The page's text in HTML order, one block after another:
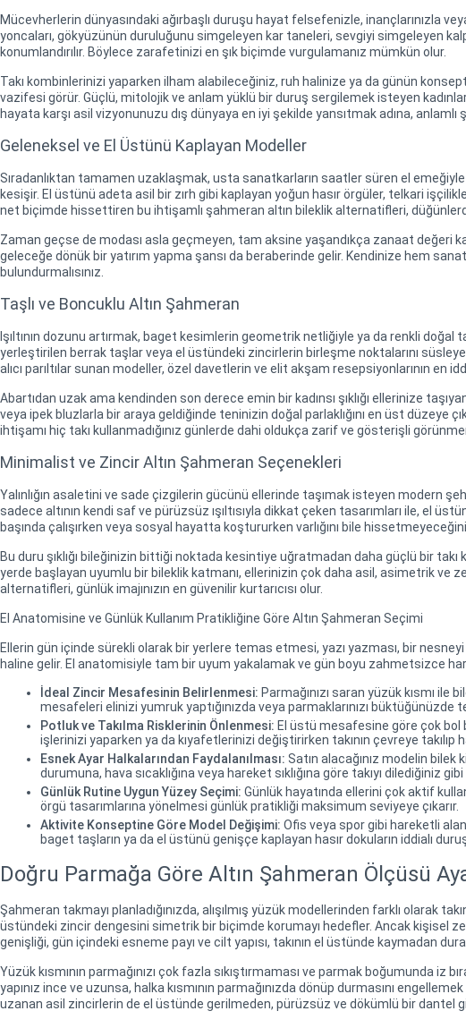
Mücevherlerin dünyasındaki ağırbaşlı duruşu hayat felsefenizle, inançlarınızla
yoncaları, gökyüzünün duruluğunu simgeleyen kar taneleri, sevgiyi simgeleyen
konumlandırılır. Böylece zarafetinizi en şık biçimde vurgulamanız mümkün olur.
Takı kombinlerinizi yaparken ilham alabileceğiniz, ruh halinize ya da günün
vazifesi görür. Güçlü, mitolojik ve anlam yüklü bir duruş sergilemek isteyen
hayata karşı asil vizyonunuzu dış dünyaya en iyi şekilde yansıtmak adına,
Geleneksel ve El Üstünü Kaplayan Modeller
Sıradanlıktan tamamen uzaklaşmak, usta sanatkarların saatler süren el
kesişir. El üstünü adeta asil bir zırh gibi kaplayan yoğun hasır örgüler, telkari
net biçimde hissettiren bu ihtişamlı şahmeran altın bileklik alternatifleri,
Zaman geçse de modası asla geçmeyen, tam aksine yaşandıkça zanaat değeri
geleceğe dönük bir yatırım yapma şansı da beraberinde gelir. Kendinize hem
bulundurmalısınız.
Taşlı ve Boncuklu Altın Şahmeran
Işıltının dozunu artırmak, baget kesimlerin geometrik netliğiyle ya da renkli doğal
yerleştirilen berrak taşlar veya el üstündeki zincirlerin birleşme noktalarını
alıcı parıltılar sunan modeller, özel davetlerin ve elit akşam resepsiyonlarının en
Abartıdan uzak ama kendinden son derece emin bir kadınsı şıklığı ellerinize
veya ipek bluzlarla bir araya geldiğinde teninizin doğal parlaklığını en üst düzeye
ihtişamı hiç takı kullanmadığınız günlerde dahi oldukça zarif ve gösterişli
Minimalist ve Zincir Altın Şahmeran Seçenekleri
Yalınlığın asaletini ve sade çizgilerin gücünü ellerinde taşımak isteyen modern
sadece altının kendi saf ve pürüzsüz ışıltısıyla dikkat çeken tasarımları ile, el
başında çalışırken veya sosyal hayatta koştururken varlığını bile
Bu duru şıklığı bileğinizin bittiği noktada kesintiye uğratmadan daha güçlü bir
yerde başlayan uyumlu bir bileklik katmanı, ellerinizin çok daha asil, asimetrik ve
alternatifleri, günlük imajınızın en güvenilir kurtarıcısı olur.
El Anatomisine ve Günlük Kullanım Pratikliğine Göre Altın Şahmeran Seçimi
Ellerin gün içinde sürekli olarak bir yerlere temas etmesi, yazı yazması, bir
haline gelir. El anatomisiyle tam bir uyum yakalamak ve gün boyu zahmetsizce
İdeal Zincir Mesafesinin Belirlenmesi: Parmağınızı saran yüzük kısmı
mesafeleri elinizi yumruk yaptığınızda veya parmaklarınızı
Potluk ve Takılma Risklerinin Önlenmesi: El üstü mesafesine göre çok bol
işlerinizi yaparken ya da kıyafetlerinizi değiştirirken takının çevreye
Esnek Ayar Halkalarından Faydalanılması: Satın alacağınız modelin
durumuna, hava sıcaklığına veya hareket sıklığına göre takıyı dilediğiniz
Günlük Rutine Uygun Yüzey Seçimi: Günlük hayatında ellerini çok aktif
örgü tasarımlarına yönelmesi günlük pratikliği maksimum seviyeye çıkarır.
Aktivite Konseptine Göre Model Değişimi: Ofis veya spor gibi hareketli
baget taşların ya da el üstünü genişçe kaplayan hasır dokuların iddialı
Doğru Parmağa Göre Altın Şahmeran Ölçüsü
Şahmeran takmayı planladığınızda, alışılmış yüzük modellerinden farklı olarak
üstündeki zincir dengesini simetrik bir biçimde korumayı hedefler. Ancak kişisel
genişliği, gün içindeki esneme payı ve cilt yapısı, takının el üstünde kaymadan
Yüzük kısmının parmağınızı çok fazla sıkıştırmaması ve parmak boğumunda
yapınız ince ve uzunsa, halka kısmının parmağınızda dönüp durmasını
uzanan asil zincirlerin de el üstünde gerilmeden, pürüzsüz ve dökümlü bir dantel